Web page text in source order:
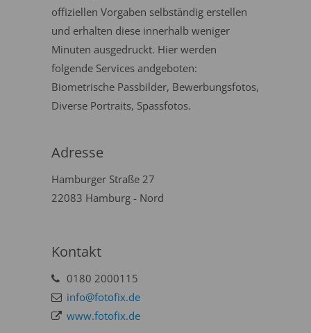
offiziellen Vorgaben selbständig erstellen
und erhalten diese innerhalb weniger
Minuten ausgedruckt. Hier werden
folgende Services andgeboten:
Biometrische Passbilder, Bewerbungsfotos,
Diverse Portraits, Spassfotos.
Adresse
Hamburger Straße 27
22083 Hamburg - Nord
Kontakt
0180 2000115
info@fotofix.de
www.fotofix.de